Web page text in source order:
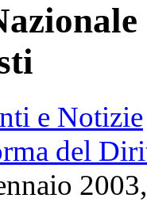
e Notizie
del